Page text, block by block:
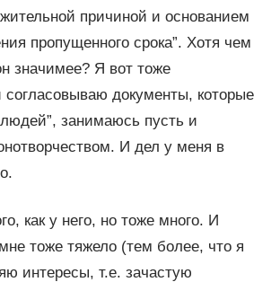
причиной и основанием
пропущенного срока”. Хотя чем
значимее? Я вот тоже
документы, которые
занимаюсь пусть и
И дел у меня в
как у него, но тоже много. И
тоже тяжело (тем более, что я
интересы, т.е. зачастую